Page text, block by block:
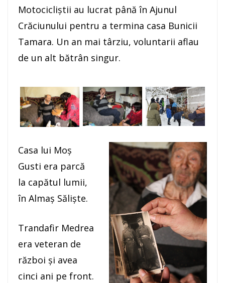
Motocicliştii au lucrat până în Ajunul
Crăciunului pentru a termina casa Bunicii
Tamara. Un an mai târziu, voluntarii aflau
de un alt bătrân singur.
Casa lui Moş
Gusti era parcă
la capătul lumii,
în Almaş Sălişte.
Trandafir Medrea
era veteran de
război şi avea
cinci ani pe front.